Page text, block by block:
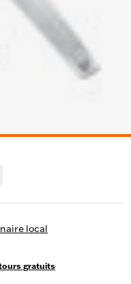
local
gratuits